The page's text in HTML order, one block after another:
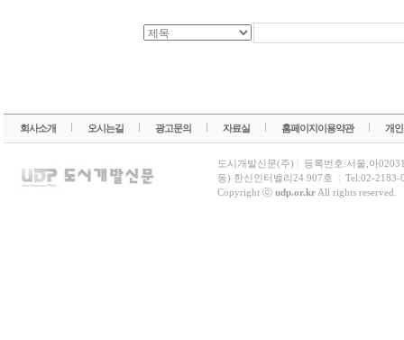
회사소개 오시는길 광고문의 자료실 홈페이지이용약관 개
도시개발신문(주)
등록번호:서울,아
동) 한신인터밸리24 907호
Tel:02-2183-
Copyright ⓒ udp.or.krAll rights reserved.